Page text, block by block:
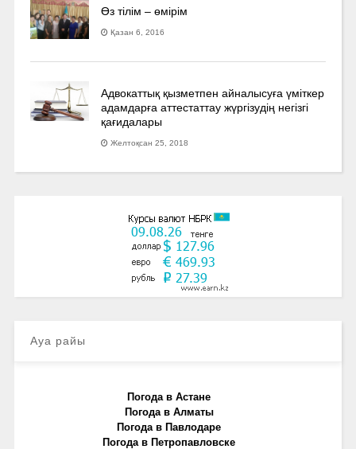
Өз тілім – өмірім
Қазан 6, 2016
Адвокаттық қызметпен айналысуға үмiткер
адамдарға аттестаттау жүргізудің негізгі
қағидалары
Желтоқсан 25, 2018
Ауа райы
Погода в Астане
Погода в Алматы
Погода в Павлодаре
Погода в Петропавловске